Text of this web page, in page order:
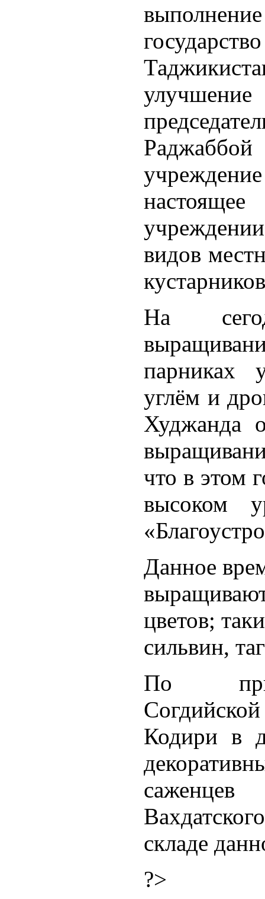
видов
На
парниках
углём и
Худжанда
что в этом
высоком
Данное
цветов;
сильвин,
По
Кодири в
складе
?>